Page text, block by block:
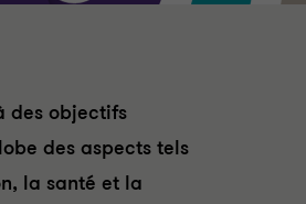
des objectifs
des aspects tels
la santé et la